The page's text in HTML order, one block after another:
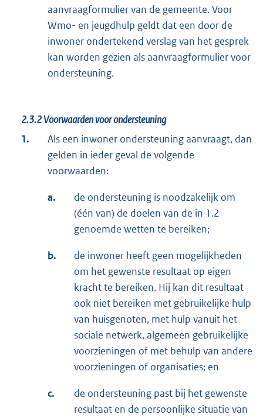
aanvraagformulier van de gemeente. Voor
Wmo- en jeugdhulp geldt dat een door de
inwoner ondertekend verslag van het gesprek
kan worden gezien als aanvraagformulier voor
ondersteuning.
2.3.2Voorwaarden voor ondersteuning
1.
Als een inwoner ondersteuning aanvraagt, dan
gelden in ieder geval de volgende
voorwaarden:
a.
de ondersteuning is noodzakelijk om
(één van) de doelen van de in 1.2
genoemde wetten te bereiken;
b.
de inwoner heeft geen mogelijkheden
om het gewenste resultaat op eigen
kracht te bereiken. Hij kan dit resultaat
ook niet bereiken met gebruikelijke hulp
van huisgenoten, met hulp vanuit het
sociale netwerk, algemeen gebruikelijke
voorzieningen of met behulp van andere
voorzieningen of organisaties; en
c.
de ondersteuning past bij het gewenste
resultaat en de persoonlijke situatie van